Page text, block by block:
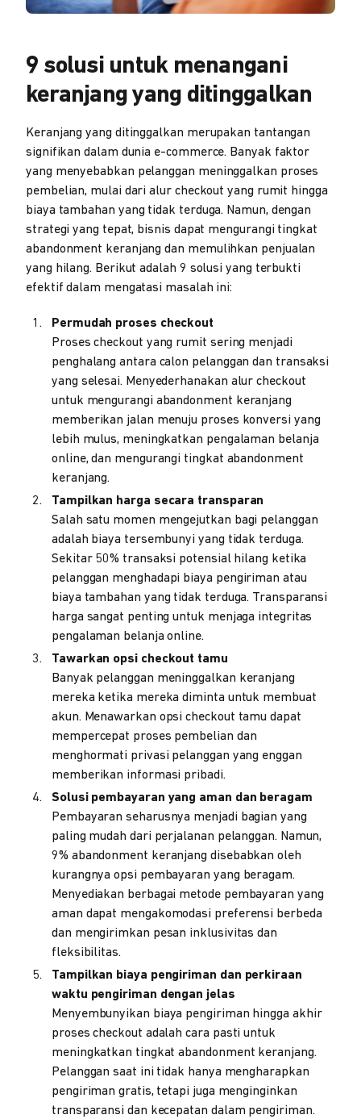
9 solusi untuk menangani
keranjang yang ditinggalkan
Keranjang yang ditinggalkan merupakan tantangan
signifikan dalam dunia e-commerce. Banyak faktor
yang menyebabkan pelanggan meninggalkan proses
pembelian, mulai dari alur checkout yang rumit hingga
biaya tambahan yang tidak terduga. Namun, dengan
strategi yang tepat, bisnis dapat mengurangi tingkat
abandonment keranjang dan memulihkan penjualan
yang hilang. Berikut adalah 9 solusi yang terbukti
efektif dalam mengatasi masalah ini:
Permudah proses checkout
Proses checkout yang rumit sering menjadi
penghalang antara calon pelanggan dan transaksi
yang selesai. Menyederhanakan alur checkout
untuk mengurangi abandonment keranjang
memberikan jalan menuju proses konversi yang
lebih mulus, meningkatkan pengalaman belanja
online, dan mengurangi tingkat abandonment
keranjang.
Tampilkan harga secara transparan
Salah satu momen mengejutkan bagi pelanggan
adalah biaya tersembunyi yang tidak terduga.
Sekitar 50% transaksi potensial hilang ketika
pelanggan menghadapi biaya pengiriman atau
biaya tambahan yang tidak terduga. Transparansi
harga sangat penting untuk menjaga integritas
pengalaman belanja online.
Tawarkan opsi checkout tamu
Banyak pelanggan meninggalkan keranjang
mereka ketika mereka diminta untuk membuat
akun. Menawarkan opsi checkout tamu dapat
mempercepat proses pembelian dan
menghormati privasi pelanggan yang enggan
memberikan informasi pribadi.
Solusi pembayaran yang aman dan beragam
Pembayaran seharusnya menjadi bagian yang
paling mudah dari perjalanan pelanggan. Namun,
9% abandonment keranjang disebabkan oleh
kurangnya opsi pembayaran yang beragam.
Menyediakan berbagai metode pembayaran yang
aman dapat mengakomodasi preferensi berbeda
dan mengirimkan pesan inklusivitas dan
fleksibilitas.
Tampilkan biaya pengiriman dan perkiraan
waktu pengiriman dengan jelas
Menyembunyikan biaya pengiriman hingga akhir
proses checkout adalah cara pasti untuk
meningkatkan tingkat abandonment keranjang.
Pelanggan saat ini tidak hanya mengharapkan
pengiriman gratis, tetapi juga menginginkan
transparansi dan kecepatan dalam pengiriman.